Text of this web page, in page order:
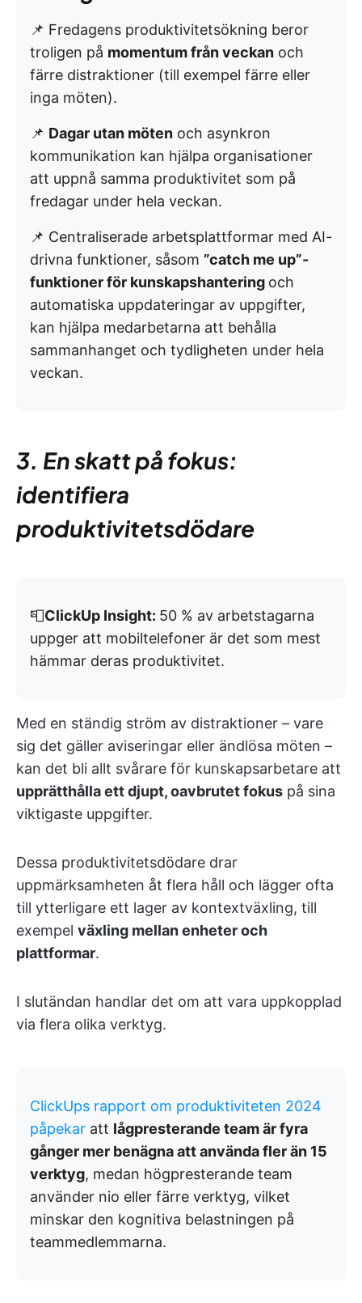
📌 Fredagens produktivitetsökning beror
troligen på momentum från veckan och
färre distraktioner (till exempel färre eller
inga möten).
📌 Dagar utan möten och asynkron
kommunikation kan hjälpa organisationer
att uppnå samma produktivitet som på
fredagar under hela veckan.
📌 Centraliserade arbetsplattformar med AI-
drivna funktioner, såsom ”catch me up”-
funktioner för kunskapshantering och
automatiska uppdateringar av uppgifter,
kan hjälpa medarbetarna att behålla
sammanhanget och tydligheten under hela
veckan.
3. En skatt på fokus:
identifiera
produktivitetsdödare
📮ClickUp Insight: 50 % av arbetstagarna
uppger att mobiltelefoner är det som mest
hämmar deras produktivitet.
Med en ständig ström av distraktioner – vare
sig det gäller aviseringar eller ändlösa möten –
kan det bli allt svårare för kunskapsarbetare att
upprätthålla ett djupt, oavbrutet fokus på sina
viktigaste uppgifter.
Dessa produktivitetsdödare drar
uppmärksamheten åt flera håll och lägger ofta
till ytterligare ett lager av kontextväxling, till
exempel växling mellan enheter och
plattformar.
I slutändan handlar det om att vara uppkopplad
via flera olika verktyg.
ClickUps rapport om produktiviteten 2024
påpekar att lågpresterande team är fyra
gånger mer benägna att använda fler än 15
verktyg, medan högpresterande team
använder nio eller färre verktyg, vilket
minskar den kognitiva belastningen på
teammedlemmarna.